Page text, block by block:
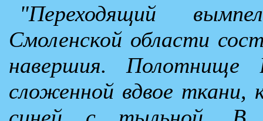
"Переходящий
Смоленской области
навершия. Полотнище
сложенной вдвое ткани,